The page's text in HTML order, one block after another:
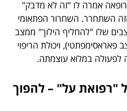
אמרה לו "זה לא מדבק"
השתחרר. השחרור הפתאומי
שלו "להחליף הילוך" ממצב
פאראסימפתטי), ויכולת הריפוי
לפעולה במלוא עוצמתה.
של "רפואת על" – להפוך